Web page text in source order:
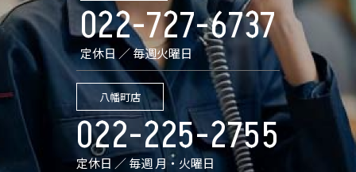
022-727-6737
定休日 ／ 毎週火曜日
八幡町店
022-225-2755
定休日 ／ 毎週 月・火曜日